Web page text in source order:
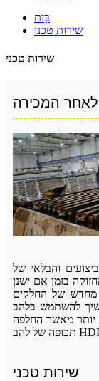
בַּיִת
שירות טכני
שירות טכני
לאחר המכירה
והבלאי של
בזמן אם ישנן
מחדש של החלקים
להשתמש בלהב
יותר מאשר החלפה
שירות טכני